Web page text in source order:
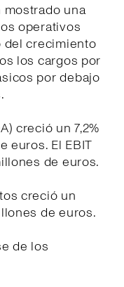
mostrado una
operativos
del crecimiento
los cargos por
por debajo
creció un 7,2%
euros. El EBIT
de euros.
creció un
de euros.
de los